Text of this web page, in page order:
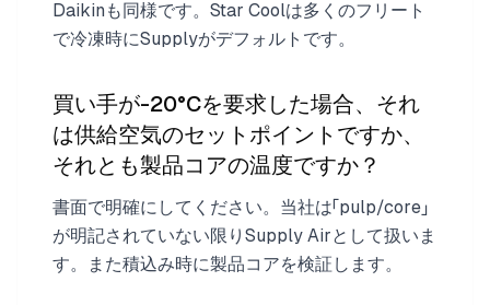
Daikinも同様です。Star Coolは多くのフリート
で冷凍時にSupplyがデフォルトです。
買い手が-20°Cを要求した場合、それ
は供給空気のセットポイントですか、
それとも製品コアの温度ですか？
書面で明確にしてください。当社は「pulp/core」
が明記されていない限りSupply Airとして扱いま
す。また積込み時に製品コアを検証します。